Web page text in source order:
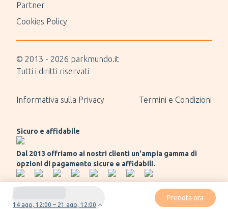
14 ago, 12:00 – 21 ago, 12:00
Prenota ora
Partner
Cookies Policy
© 2013 - 2026 parkmundo.it
Tutti i diritti riservati
Informativa sulla Privacy Termini e Condizioni
Sicuro e affidabile
Dal 2013 offriamo ai nostri clienti un'ampia gamma di
opzioni di pagamento sicure e affidabili.